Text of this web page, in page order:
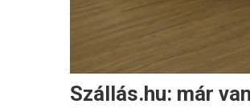
Szállás.hu: már